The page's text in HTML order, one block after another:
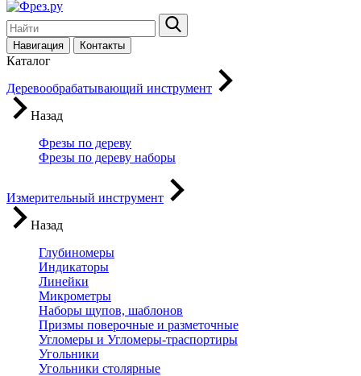
Навигация Контакты
Каталог
Деревообрабатывающий инструмент
Назад
Фрезы по дереву
Фрезы по дереву наборы
Измерительный инструмент
Назад
Глубиномеры
Индикаторы
Линейки
Микрометры
Наборы щупов, шаблонов
Призмы поверочные и разметочные
Угломеры и Угломеры-траспортиры
Угольники
Угольники столярные